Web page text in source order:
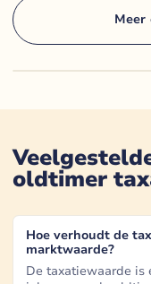
oldtimer
Hoe verhoudt de
marktwaarde?
De taxatiewaarde is